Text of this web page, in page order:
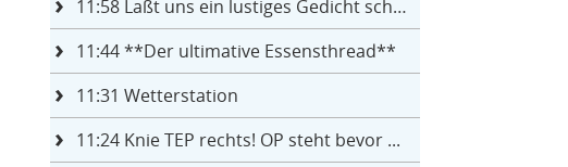
11:58Laßt uns ein lustiges Gedicht schreiben- jeder einen Satz
11:44**Der ultimative Essensthread**
11:31 Wetterstation
11:24Knie TEP rechts! OP steht bevor ...